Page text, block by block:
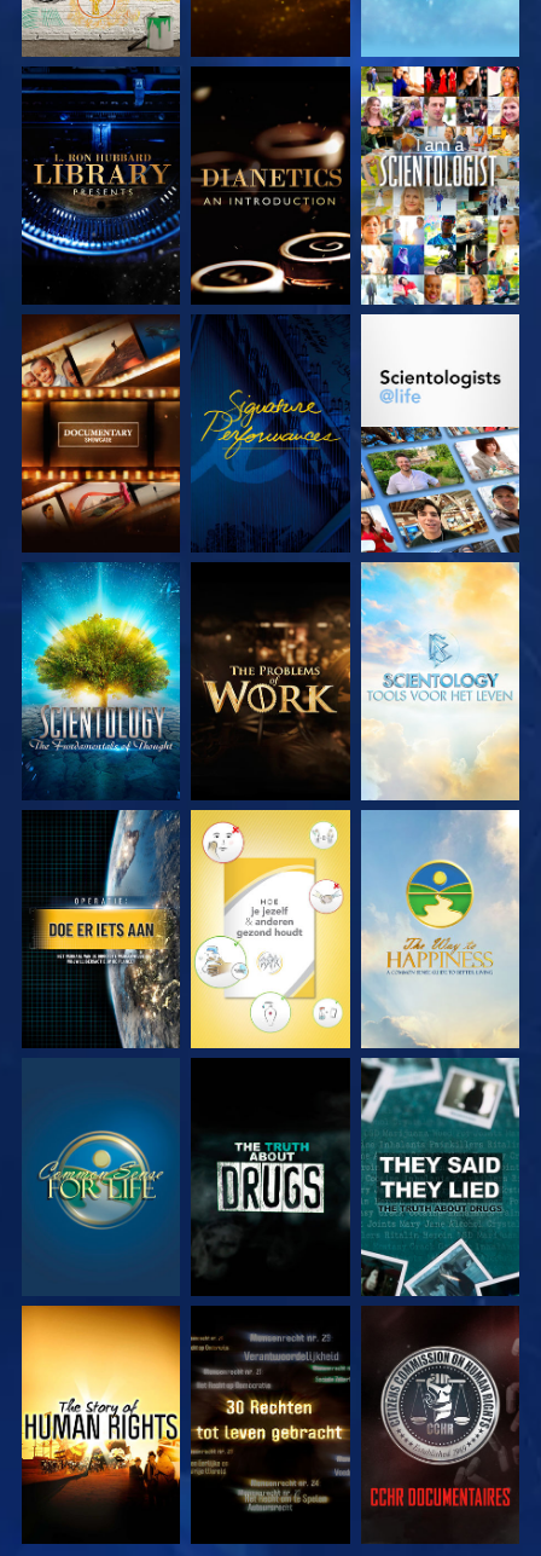
VERKEN DE SERIE VERKEN DE SERIE KIJK
VERKEN DE SERIE KIJK VERKEN DE SERIE
VERKEN DE SERIE VERKEN DE SERIE VERKEN DE SERIE
KIJK KIJK KIJK
KIJK KIJK KIJK
KIJK KIJK KIJK